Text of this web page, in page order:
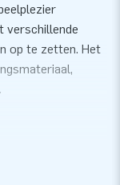
verschillende
op te zetten. Het